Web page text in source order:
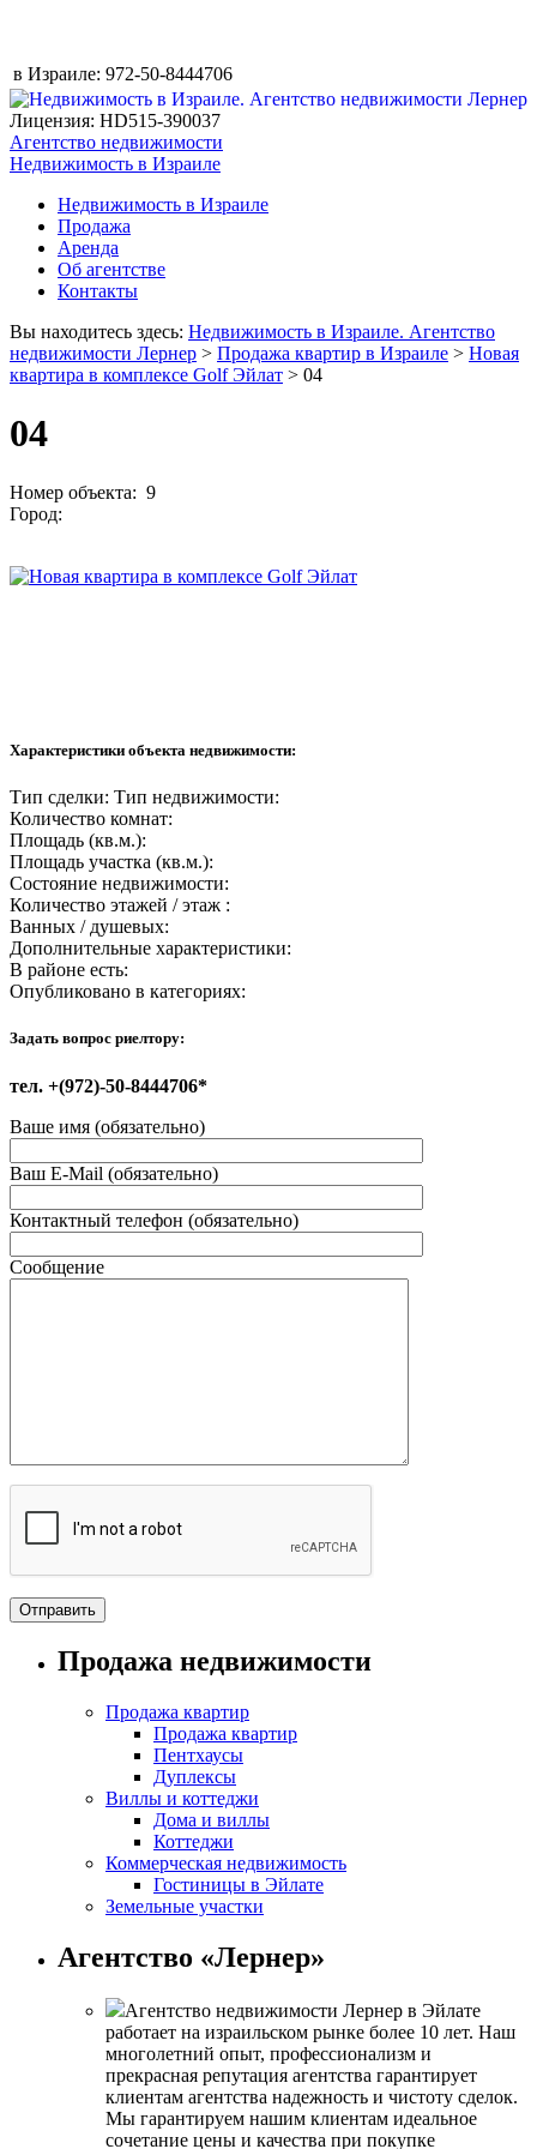
в Израиле: 972-50-8444706
Лицензия: HD515-390037
Агентство недвижимости
Недвижимость в Израиле
Недвижимость в Израиле
Продажа
Аренда
Об агентстве
Контакты
Вы находитесь здесь: Недвижимость в Израиле. Агентство
недвижимости Лернер > Продажа квартир в Израиле > Новая
квартира в комплексе Golf Эйлат > 04
04
Номер объекта: 9
Город:
Характеристики объекта недвижимости:
Тип сделки: Тип недвижимости:
Количество комнат:
Площадь (кв.м.):
Площадь участка (кв.м.):
Состояние недвижимости:
Количество этажей / этаж :
Ванных / душевых:
Дополнительные характеристики:
В районе есть:
Опубликовано в категориях:
Задать вопрос риелтору:
тел. +(972)-50-8444706*
Ваше имя (обязательно)
Ваш E-Mail (обязательно)
Контактный телефон (обязательно)
Сообщение
Продажа недвижимости
Продажа квартир
Продажа квартир
Пентхаусы
Дуплексы
Виллы и коттеджи
Дома и виллы
Коттеджи
Коммерческая недвижимость
Гостиницы в Эйлате
Земельные участки
Агентство «Лернер»
Агентство недвижимости Лернер в Эйлате
работает на израильском рынке более 10 лет. Наш
многолетний опыт, профессионализм и
прекрасная репутация агентства гарантирует
клиентам агентства надежность и чистоту сделок.
Мы гарантируем нашим клиентам идеальное
сочетание цены и качества при покупке